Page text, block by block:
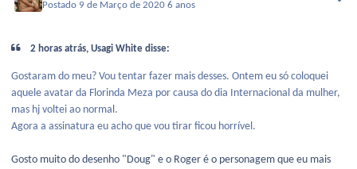
Postado 9 de Março de 20206 anos
2 horas atrás, Usagi White disse:
Gostaram do meu? Vou tentar fazer mais desses. Ontem eu só coloquei
aquele avatar da Florinda Meza por causa do dia Internacional da mulher,
mas hj voltei ao normal.
Agora a assinatura eu acho que vou tirar ficou horrível.
Gosto muito do desenho "Doug" e o Roger é o personagem que eu mais